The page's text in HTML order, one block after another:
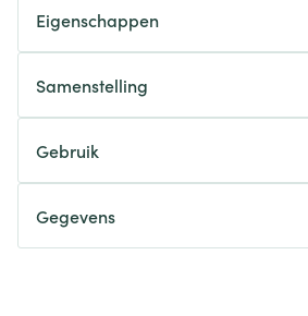
Eigenschappen
Samenstelling
Gebruik
Gegevens